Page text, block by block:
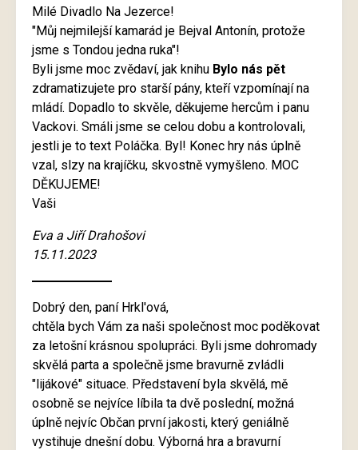
Milé Divadlo Na Jezerce!
"Můj nejmilejší kamarád je Bejval Antonín, protože
jsme s Tondou jedna ruka"!
Byli jsme moc zvědaví, jak knihu Bylo nás pět
zdramatizujete pro starší pány, kteří vzpomínají na
mládí. Dopadlo to skvěle, děkujeme hercům i panu
Vackovi. Smáli jsme se celou dobu a kontrolovali,
jestli je to text Poláčka. Byl! Konec hry nás úplně
vzal, slzy na krajíčku, skvostně vymyšleno. MOC
DĚKUJEME!
Vaši
Eva a Jiří Drahošovi
15.11.2023
Dobrý den, paní Hrkl'ová,
chtěla bych Vám za naši společnost moc poděkovat
za letošní krásnou spolupráci. Byli jsme dohromady
skvělá parta a společně jsme bravurně zvládli
"lijákové" situace. Představení byla skvělá, mě
osobně se nejvíce líbila ta dvě poslední, možná
úplně nejvíc Občan první jakosti, který geniálně
vystihuje dnešní dobu. Výborná hra a bravurní